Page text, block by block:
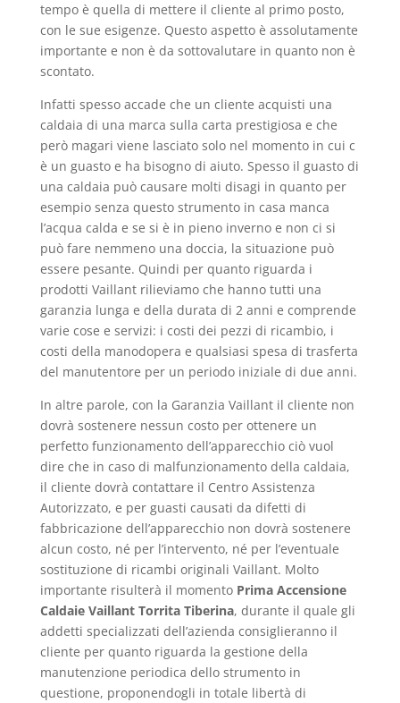
tempo è quella di mettere il cliente al primo posto,
con le sue esigenze. Questo aspetto è assolutamente
importante e non è da sottovalutare in quanto non è
scontato.
Infatti spesso accade che un cliente acquisti una
caldaia di una marca sulla carta prestigiosa e che
però magari viene lasciato solo nel momento in cui c
è un guasto e ha bisogno di aiuto. Spesso il guasto di
una caldaia può causare molti disagi in quanto per
esempio senza questo strumento in casa manca
l’acqua calda e se si è in pieno inverno e non ci si
può fare nemmeno una doccia, la situazione può
essere pesante. Quindi per quanto riguarda i
prodotti Vaillant rilieviamo che hanno tutti una
garanzia lunga e della durata di 2 anni e comprende
varie cose e servizi: i costi dei pezzi di ricambio, i
costi della manodopera e qualsiasi spesa di trasferta
del manutentore per un periodo iniziale di due anni.
In altre parole, con la Garanzia Vaillant il cliente non
dovrà sostenere nessun costo per ottenere un
perfetto funzionamento dell’apparecchio ciò vuol
dire che in caso di malfunzionamento della caldaia,
il cliente dovrà contattare il Centro Assistenza
Autorizzato, e per guasti causati da difetti di
fabbricazione dell’apparecchio non dovrà sostenere
alcun costo, né per l’intervento, né per l’eventuale
sostituzione di ricambi originali Vaillant. Molto
importante risulterà il momento Prima Accensione
Caldaie Vaillant Torrita Tiberina, durante il quale gli
addetti specializzati dell’azienda consiglieranno il
cliente per quanto riguarda la gestione della
manutenzione periodica dello strumento in
questione, proponendogli in totale libertà di